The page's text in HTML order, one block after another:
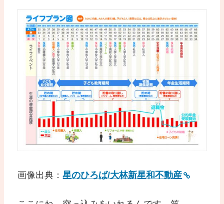
画像出典：星のひろば/大林新星和不動産